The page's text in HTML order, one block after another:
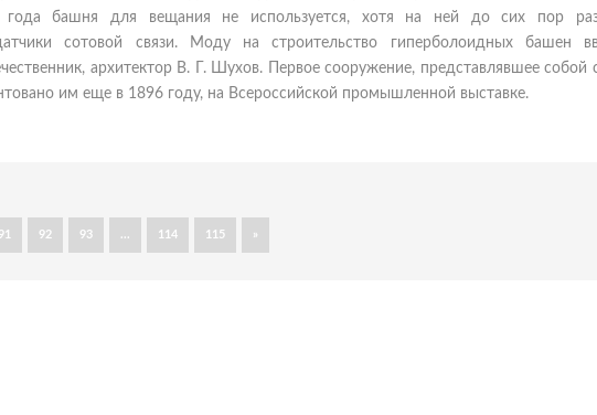
года башня для вещания не используется, хотя на ней до сих пор
сотовой связи. Моду на строительство гиперболоидных башен
архитектор В. Г. Шухов. Первое сооружение, представлявшее собой
им еще в 1896 году, на Всероссийской промышленной выставке.
91 92 93 ... 114 115 »